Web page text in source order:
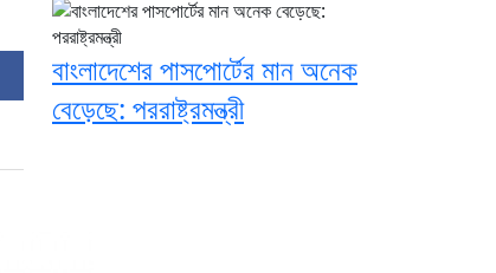
বাংলাদেশের পাসপোর্টের মান অনেক
বেড়েছে: পররাষ্ট্রমন্ত্রী